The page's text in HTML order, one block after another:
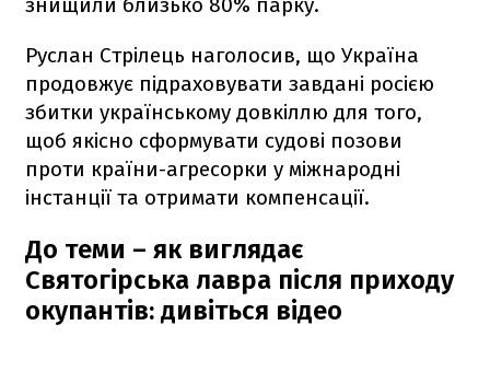
Руслан Стрілець наголосив, що Україна
продовжує підраховувати завдані росією
збитки українському довкіллю для того,
щоб якісно сформувати судові позови
проти країни-агресорки у міжнародні
інстанції та отримати компенсації.
До теми – як виглядає
Святогірська лавра після приходу
окупантів: дивіться відео